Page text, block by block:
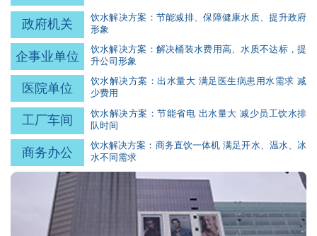
政府机关
饮水解决方案：节能减排、保障健康水质、提升政府
形象
企事业单位
饮水解决方案：解决桶装水费用高、水质不达标，提
升公司形象
医院单位
饮水解决方案：出水量大 满足医生病患用水需求 减
少费用
工厂车间
饮水解决方案：节能省电 出水量大 减少员工饮水排
队时间
商务办公
饮水解决方案：商务直饮一体机 满足开水、温水、冰
水不同需求